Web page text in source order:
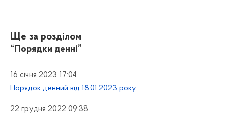
Ще за розділом
“Порядки денні”
16 січня 2023 17:04
Порядок денний від 18.01.2023 року
22 грудня 2022 09:38